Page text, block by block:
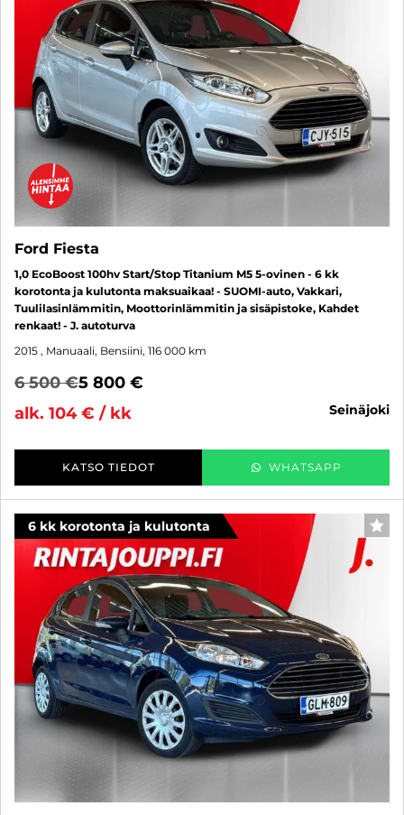
Ford Fiesta
1,0 EcoBoost 100hv Start/Stop Titanium M5 5-ovinen - 6 kk
korotonta ja kulutonta maksuaikaa! - SUOMI-auto, Vakkari,
Tuulilasinlämmitin, Moottorinlämmitin ja sisäpistoke, Kahdet
renkaat! - J. autoturva
2015 , Manuaali, Bensiini, 116 000 km
6 500 €5 800 €
alk. 104 € / kk
seinäjoki
KATSO TIEDOT WHATSAPP
6 kk korotonta ja kulutonta